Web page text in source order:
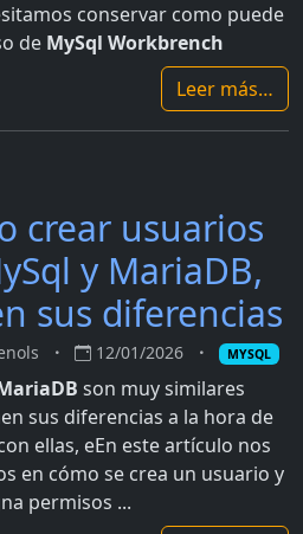
conservar como puede
de MySql Workbrench
Leer más…
crear usuarios
y MariaDB,
sus diferencias
12/01/2026 MYSQL
son muy similares
sus diferencias a la hora de
ellas, eEn este artículo nos
en cómo se crea un usuario y
permisos ...